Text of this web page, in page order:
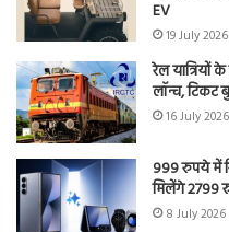
EV
19 July
रेल यात्रियों
लॉन्च,
16 July
999 रुपये में
मिलेंगे 2799
8 July 2026